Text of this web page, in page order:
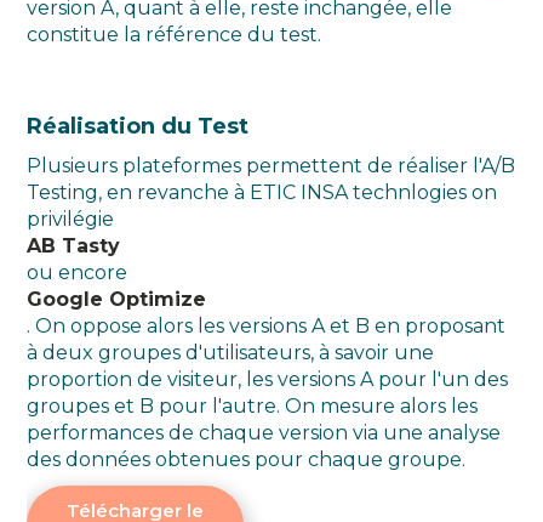
version A, quant à elle, reste inchangée, elle
constitue la référence du test.
Réalisation du Test
Plusieurs plateformes permettent de réaliser l'A/B
Testing, en revanche à ETIC INSA technlogies on
privilégie
AB Tasty
ou encore
Google Optimize
. On oppose alors les versions A et B en proposant
à deux groupes d'utilisateurs, à savoir une
proportion de visiteur, les versions A pour l'un des
groupes et B pour l'autre. On mesure alors les
performances de chaque version via une analyse
des données obtenues pour chaque groupe.
Télécharger le